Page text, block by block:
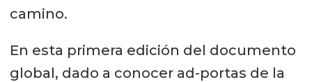
camino.
En esta primera edición del documento
global, dado a conocer ad-portas de la